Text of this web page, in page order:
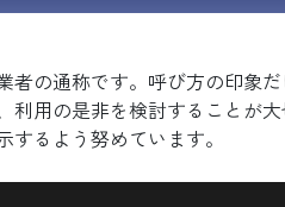
者の通称です。呼び方の印象
利用の是非を検討することが
るよう努めています。